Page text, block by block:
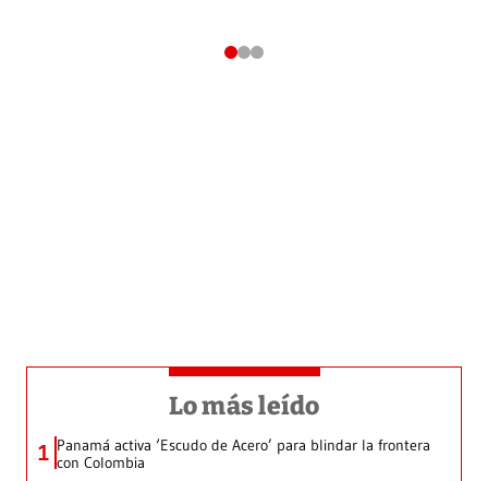
Lo más leído
1 Panamá activa ‘Escudo de Acero’ para blindar la frontera
con Colombia